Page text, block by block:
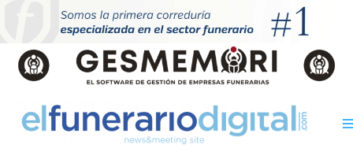
contenido